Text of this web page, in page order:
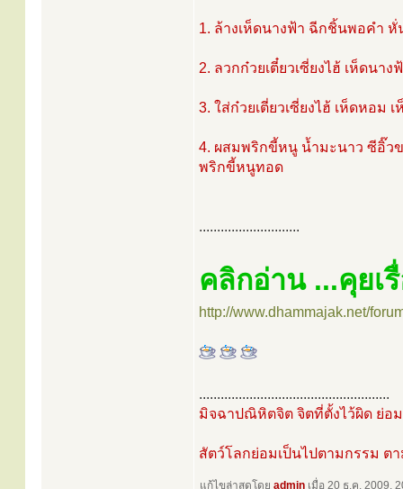
1. ล้างเห็ดนางฟ้า ฉีกชิ้นพอคำ หั่
2. ลวกก๋วยเตี๋ยวเซี่ยงไฮ้ เห็ดนา
3. ใส่ก๋วยเตี่ยวเซี่ยงไฮ้ เห็ดหอม
4. ผสมพริกขี้หนู น้ำมะนาว ซีอิ๊วข
พริกขี้หนูทอด
............................
คลิกอ่าน ...คุยเ
http://www.dhammajak.net/
.....................................................
มิจฉาปณิหิตจิต จิตที่ตั้งไว้ผิด ย่อ
สัตว์โลกย่อมเป็นไปตามกรรม ต
แก้ไขล่าสุดโดย admin เมื่อ 20 ธ.ค. 2009,